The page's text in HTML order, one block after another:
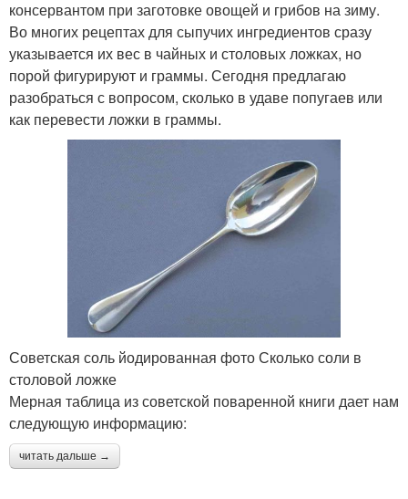
консервантом при заготовке овощей и грибов на зиму.
Во многих рецептах для сыпучих ингредиентов сразу
указывается их вес в чайных и столовых ложках, но
порой фигурируют и граммы. Сегодня предлагаю
разобраться с вопросом, сколько в удаве попугаев или
как перевести ложки в граммы.
Советская соль йодированная фото Сколько соли в
столовой ложке
Мерная таблица из советской поваренной книги дает нам
следующую информацию:
читать дальше →